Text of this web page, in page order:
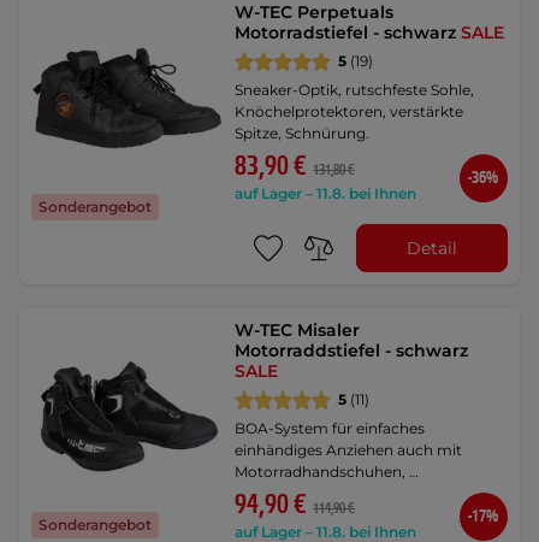
Sonderangebot
W-TEC Perpetuals
Motorradstiefel - schwarzSALE
5 (19)
Sneaker-Optik, rutschfeste Sohle,
Knöchelprotektoren, verstärkte
Spitze, Schnürung.
83,90 € 131,80 €
auf Lager – 11.8. bei Ihnen
-36%
Detail
Sonderangebot
W-TEC Misaler
Motorraddstiefel - schwarz
SALE
5 (11)
BOA-System für einfaches
einhändiges Anziehen auch mit
Motorradhandschuhen, …
94,90 € 114,90 €
auf Lager – 11.8. bei Ihnen
-17%